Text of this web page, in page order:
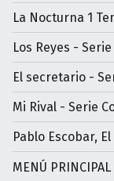
La Nocturna 1
Los Reyes -
El secretario -
Mi Rival - Serie
Pablo Escobar,
MENÚ PRINCIPAL